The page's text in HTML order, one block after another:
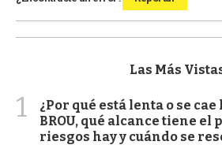
Las Más
1
¿Por qué está lenta o se
BROU, qué alcance tiene el
riesgos hay y cuándo se